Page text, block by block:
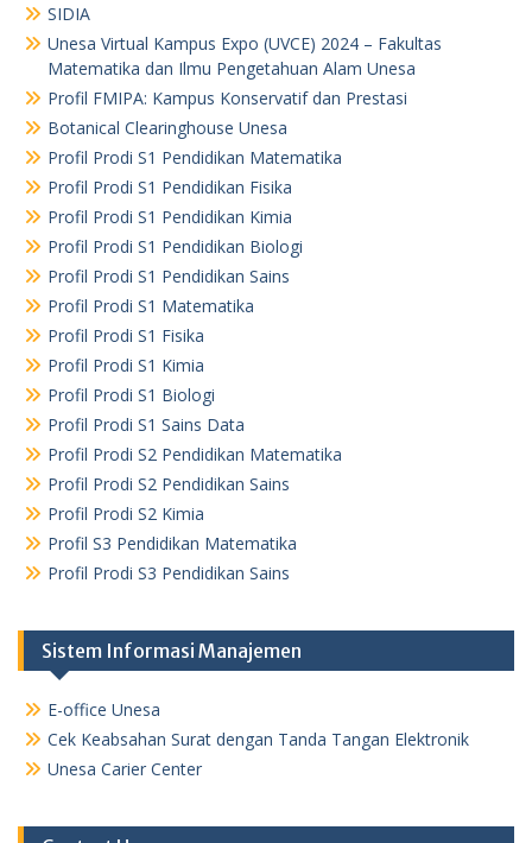
SIDIA
Unesa Virtual Kampus Expo (UVCE) 2024 – Fakultas
Matematika dan Ilmu Pengetahuan Alam Unesa
Profil FMIPA: Kampus Konservatif dan Prestasi
Botanical Clearinghouse Unesa
Profil Prodi S1 Pendidikan Matematika
Profil Prodi S1 Pendidikan Fisika
Profil Prodi S1 Pendidikan Kimia
Profil Prodi S1 Pendidikan Biologi
Profil Prodi S1 Pendidikan Sains
Profil Prodi S1 Matematika
Profil Prodi S1 Fisika
Profil Prodi S1 Kimia
Profil Prodi S1 Biologi
Profil Prodi S1 Sains Data
Profil Prodi S2 Pendidikan Matematika
Profil Prodi S2 Pendidikan Sains
Profil Prodi S2 Kimia
Profil S3 Pendidikan Matematika
Profil Prodi S3 Pendidikan Sains
Sistem Informasi Manajemen
E-office Unesa
Cek Keabsahan Surat dengan Tanda Tangan Elektronik
Unesa Carier Center